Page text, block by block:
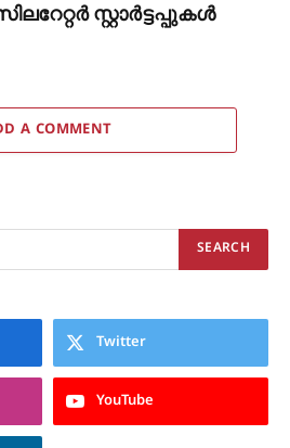
സ്റ്റാർട്ടപ്പുകൾ
A COMMENT
Twitter
YouTube